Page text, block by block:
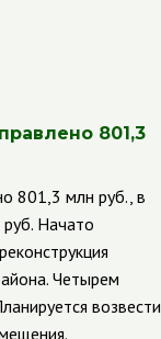
801,3
801,3 млн руб., в
Начато
Четырем
возвести